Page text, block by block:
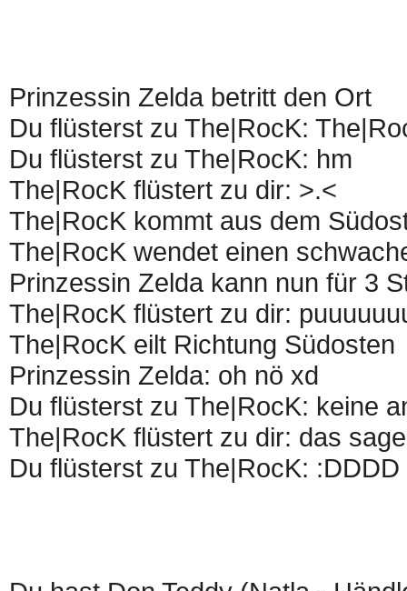
Prinzessin Zelda betritt den Ort
Du flüsterst zu The|RocK:
Du flüsterst zu The|RocK: hm
The|RocK flüstert zu dir: >.<
The|RocK kommt aus dem
The|RocK wendet einen
Prinzessin Zelda kann nun für 3
The|RocK flüstert zu dir:
The|RocK eilt Richtung Südosten
Prinzessin Zelda: oh nö xd
Du flüsterst zu The|RocK: keine
The|RocK flüstert zu dir: das
Du flüsterst zu The|RocK: :DDDD